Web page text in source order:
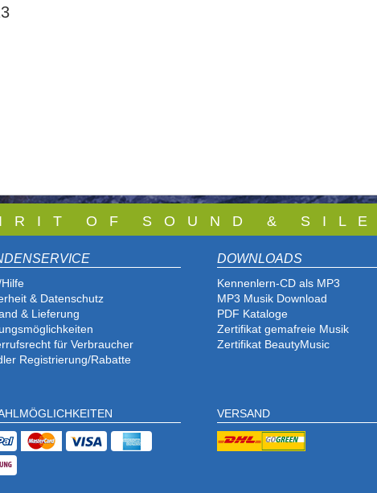
R I T O F S O U N D & S I L E
& Datenschutz
& Lieferung
für Verbraucher
Registrierung/Rabatte
DOWNLOADS
Kennenlern-CD als MP3
MP3 Musik Download
PDF Kataloge
Zertifikat gemafreie Musik
Zertifikat BeautyMusic
VERSAND